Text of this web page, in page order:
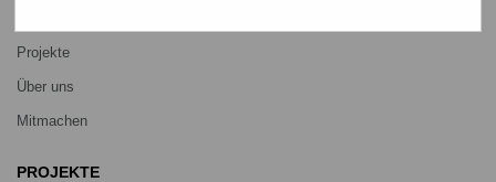
Projekte
Über uns
Mitmachen
PROJEKTE